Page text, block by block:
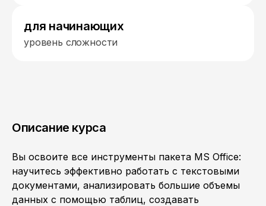
для начинающих
уровень сложности
Описание курса
Вы освоите все инструменты пакета MS Office:
научитесь эффективно работать с текстовыми
документами, анализировать большие объемы
данных с помощью таблиц, создавать